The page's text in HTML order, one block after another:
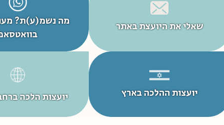
שאלי את היועצת באתר
מה נשמ(ע)ת?
יועצות ההלכה בארץ יועצות הלכה